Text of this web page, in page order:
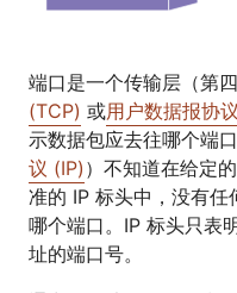
端口是一个传输层（第
(TCP) 或用户数据报协
示数据包应去往哪个端口
议 (IP) ）不知道在给定
准的 IP 标头中，没有任
哪个端口。IP 标头只表
址的端口号。